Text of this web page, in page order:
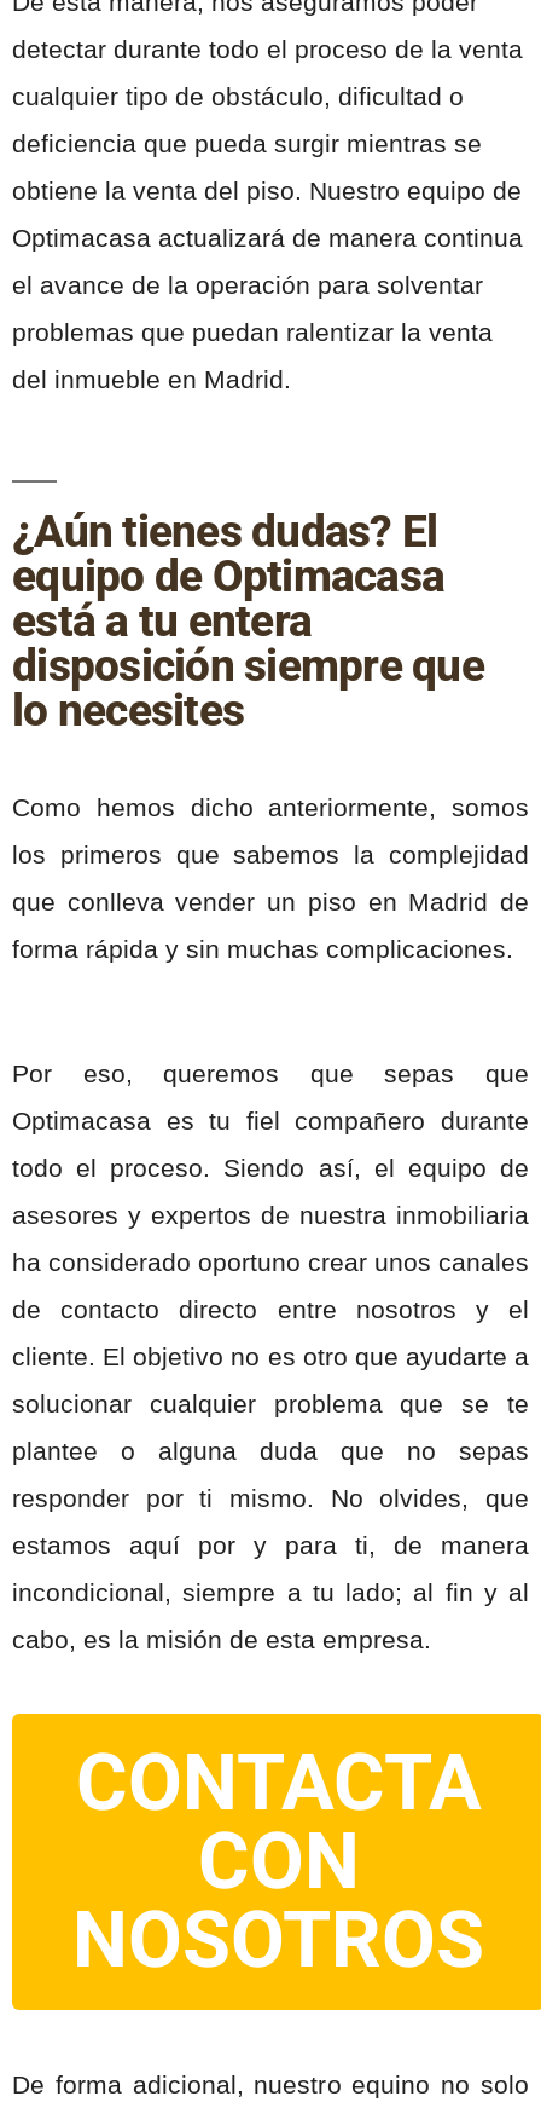
detectar durante todo el proceso de la venta
cualquier tipo de obstáculo, dificultad o
deficiencia que pueda surgir mientras se
obtiene la venta del piso. Nuestro equipo de
Optimacasa actualizará de manera continua
el avance de la operación para solventar
problemas que puedan ralentizar la venta
del inmueble en Madrid.
¿Aún tienes dudas? El
equipo de Optimacasa
está a tu entera
disposición siempre que
lo necesites
Como hemos dicho anteriormente, somos
los primeros que sabemos la complejidad
que conlleva vender un piso en Madrid de
forma rápida y sin muchas complicaciones.
Por eso, queremos que sepas que
Optimacasa es tu fiel compañero durante
todo el proceso. Siendo así, el equipo de
asesores y expertos de nuestra inmobiliaria
ha considerado oportuno crear unos canales
de contacto directo entre nosotros y el
cliente. El objetivo no es otro que ayudarte a
solucionar cualquier problema que se te
plantee o alguna duda que no sepas
responder por ti mismo. No olvides, que
estamos aquí por y para ti, de manera
incondicional, siempre a tu lado; al fin y al
cabo, es la misión de esta empresa.
CONTACTA
CON
NOSOTROS
De forma adicional, nuestro equino no solo